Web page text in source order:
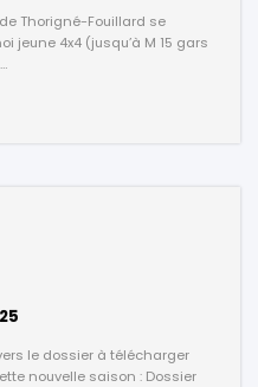
Thorigné-Fouillard se
jeune 4x4 (jusqu’à M 15 gars
le dossier à télécharger
nouvelle saison : Dossier